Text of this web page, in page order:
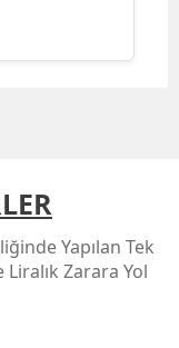
Yapılan Tek
Zarara Yol